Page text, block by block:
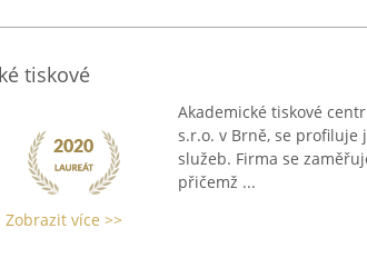
tiskové
Zobrazit více >>
Akademické tiskové
s.r.o. v Brně, se profiluje
služeb. Firma se
přičemž ...